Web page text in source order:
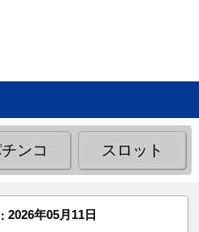
ンコ スロット
2026年05月11日